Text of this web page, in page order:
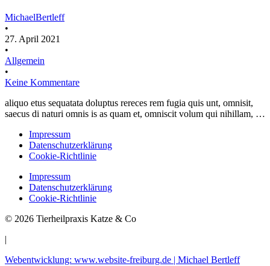
MichaelBertleff
•
27. April 2021
•
Allgemein
•
Keine Kommentare
aliquo etus sequatata doluptus rereces rem fugia quis unt, omnisit,
saecus di naturi omnis is as quam et, omniscit volum qui nihillam, …
Impressum
Datenschutzerklärung
Cookie-Richtlinie
Impressum
Datenschutzerklärung
Cookie-Richtlinie
© 2026 Tierheilpraxis Katze & Co
|
Webentwicklung: www.website-freiburg.de | Michael Bertleff